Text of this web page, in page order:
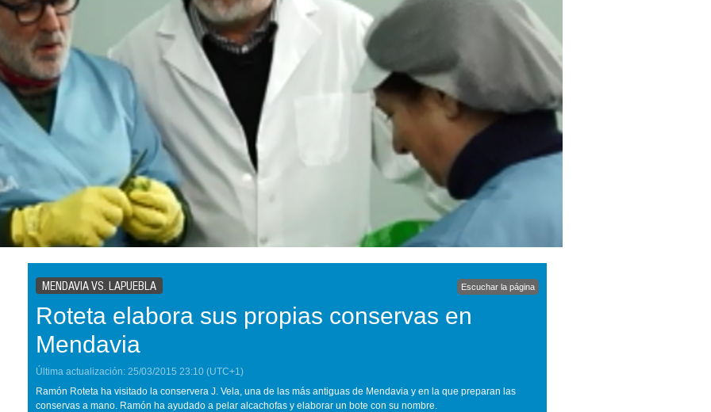
MENDAVIA VS. LAPUEBLA Escuchar la página
Roteta elabora sus propias conservas en
Mendavia
Última actualización: 25/03/2015 23:10 (UTC+1)
Ramón Roteta ha visitado la conservera J. Vela, una de las más antiguas de Mendavia y en la que preparan las
conservas a mano. Ramón ha ayudado a pelar alcachofas y elaborar un bote con su nombre.